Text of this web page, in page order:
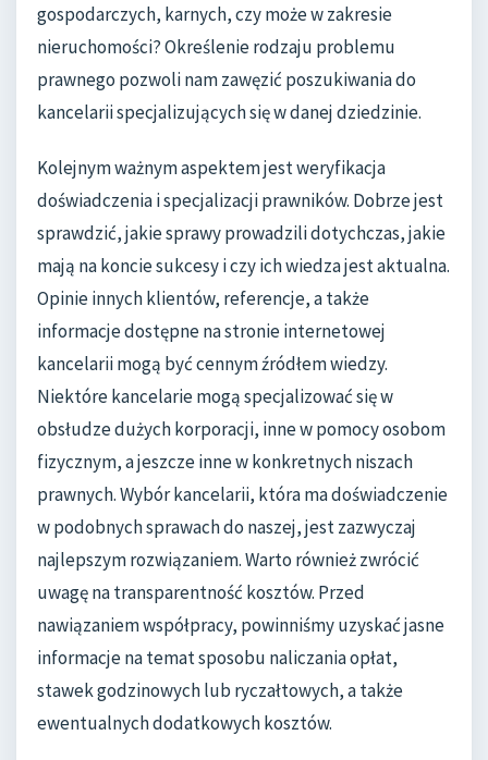
gospodarczych, karnych, czy może w zakresie
nieruchomości? Określenie rodzaju problemu
prawnego pozwoli nam zawęzić poszukiwania do
kancelarii specjalizujących się w danej dziedzinie.
Kolejnym ważnym aspektem jest weryfikacja
doświadczenia i specjalizacji prawników. Dobrze jest
sprawdzić, jakie sprawy prowadzili dotychczas, jakie
mają na koncie sukcesy i czy ich wiedza jest aktualna.
Opinie innych klientów, referencje, a także
informacje dostępne na stronie internetowej
kancelarii mogą być cennym źródłem wiedzy.
Niektóre kancelarie mogą specjalizować się w
obsłudze dużych korporacji, inne w pomocy osobom
fizycznym, a jeszcze inne w konkretnych niszach
prawnych. Wybór kancelarii, która ma doświadczenie
w podobnych sprawach do naszej, jest zazwyczaj
najlepszym rozwiązaniem. Warto również zwrócić
uwagę na transparentność kosztów. Przed
nawiązaniem współpracy, powinniśmy uzyskać jasne
informacje na temat sposobu naliczania opłat,
stawek godzinowych lub ryczałtowych, a także
ewentualnych dodatkowych kosztów.